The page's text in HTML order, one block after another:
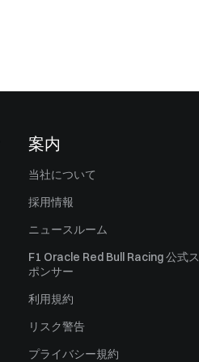
案内
当社について
採用情報
ニュースルーム
F1 Oracle Red Bull Racing 公式ス
ポンサー
利用規約
リスク警告
プライバシー規約